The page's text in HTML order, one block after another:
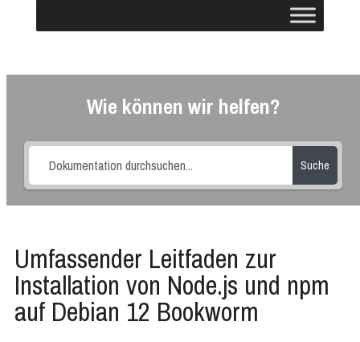
Wie können wir helfen?
Suche
Umfassender Leitfaden zur
Installation von Node.js und npm
auf Debian 12 Bookworm